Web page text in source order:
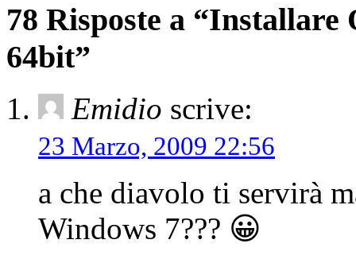
78 Risposte a “Installare
64bit”
Emidio scrive:
23 Marzo, 2009 22:56
a che diavolo ti servirà
Windows 7??? 😀